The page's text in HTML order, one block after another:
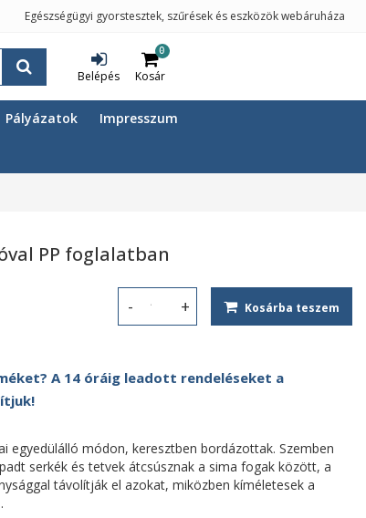
Egészségügyi gyorstesztek, szűrések és eszközök webáruháza
Belépés
0
Kosár
Pályázatok Impresszum
PP foglalatban
HESS! Fém tetűfésű nagyítóval PP
Kosárba teszem
A 14 óráig leadott rendeléseket a
egyedülálló módon, keresztben bordázottak. Szemben
serkék és tetvek átcsúsznak a sima fogak között, a
távolítják el azokat, miközben kíméletesek a